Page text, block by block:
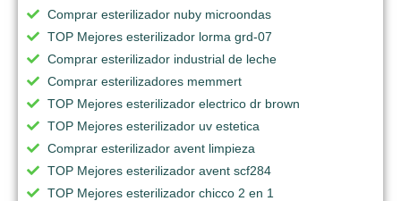
Comprar esterilizador nuby microondas
TOP Mejores esterilizador lorma grd-07
Comprar esterilizador industrial de leche
Comprar esterilizadores memmert
TOP Mejores esterilizador electrico dr brown
TOP Mejores esterilizador uv estetica
Comprar esterilizador avent limpieza
TOP Mejores esterilizador avent scf284
TOP Mejores esterilizador chicco 2 en 1